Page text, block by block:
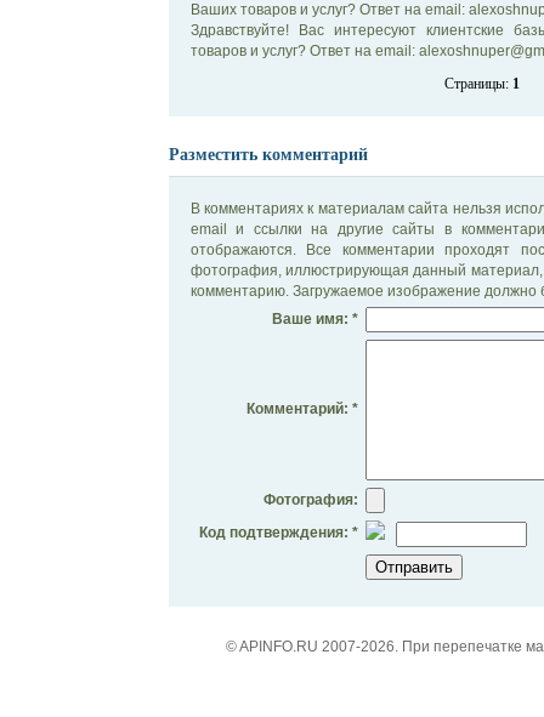
Ваших товаров и услуг? Ответ на email:
Здравствуйте! Вас интересуют клиентские
товаров и услуг? Ответ на email:
Страницы: 1
Разместить комментарий
В комментариях к материалам сайта нельзя
email и ссылки на другие сайты в
отображаются. Все комментарии проходят
фотография, иллюстрирующая данный материал,
комментарию. Загружаемое изображение должно
Ваше имя: *
Комментарий: *
Фотография:
Код подтверждения: *
© APINFO.RU 2007-2026. При перепечатке